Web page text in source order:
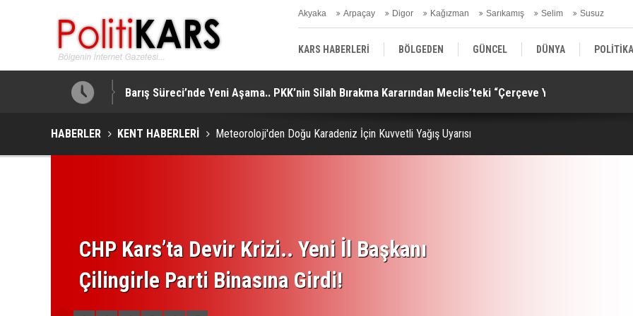
Akyaka Arpaçay Digor Kağızman Sarıkamış Selim Susuz
KARS HABERLERİ BÖLGEDEN GÜNCEL DÜNYA POLİTİKA
EKONOMİ | FİNANS | OTOMOTİV KÜLTÜR | SANAT | MAGAZİN
Barış Süreci’nde Yeni Aşama.. PKK’nin Silah Bırakma Kararından Meclis’teki “Çerçeve Yasa”na!
HABERLER KENT HABERLERİ Meteoroloji'den Doğu Karadeniz İçin Kuvvetli Yağış Uyarısı
CHP Kars’ta Devir Krizi.. Yeni İl Başkanı
Çilingirle Parti Binasına Girdi!